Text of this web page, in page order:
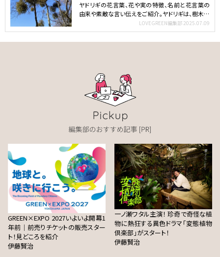
ヤドリギの花言葉、花や実の特徴、名前と花言葉の
由来や素敵な言い伝えをご紹介。ヤドリギは、樹木の
LOVEGREEN編集部 2025.07.09
GREEN×EXPO 2027いよいよ開幕1
年前｜前売りチケットの販売スター
ト！見どころを紹介
伊藤賢治
一ノ瀬ワタル主演！ 珍奇で奇怪な植
物に熱狂する異色ドラマ「変態植物
倶楽部」がスタート！
伊藤賢治